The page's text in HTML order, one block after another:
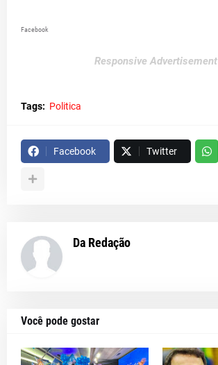
Facebook
Responsive Advertisement
Tags: Politica
Facebook Twitter
Da Redação
Você pode gostar